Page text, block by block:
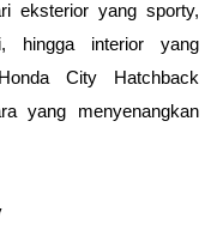
eksterior yang sporty,
hingga interior yang
City Hatchback
yang menyenangkan